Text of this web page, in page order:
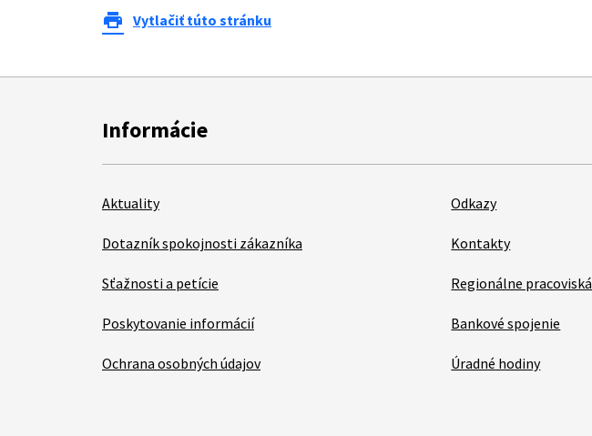
print Vytlačiť túto stránku
Informácie
Aktuality
Dotazník spokojnosti zákazníka
Sťažnosti a petície
Poskytovanie informácií
Ochrana osobných údajov
Odkazy
Kontakty
Regionálne pracoviská
Bankové spojenie
Úradné hodiny